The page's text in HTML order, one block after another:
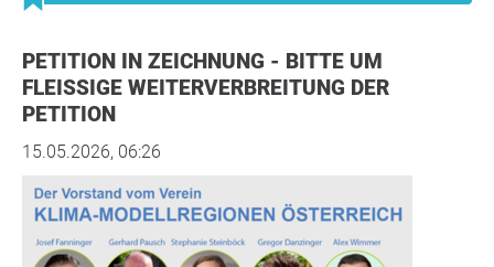
PETITION IN ZEICHNUNG - BITTE UM
FLEISSIGE WEITERVERBREITUNG DER P
ETITION
15.05.2026, 06:26